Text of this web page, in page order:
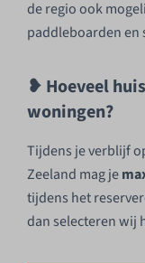
de regio ook
paddleboarden en
❥ Hoeveel
woningen?
Tijdens je verblijf
Zeeland mag je
tijdens het
dan selecteren wij